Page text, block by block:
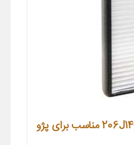
فیلتر کابین فیلتر دم مدل ساده کد 206J1401 مناسب برای پژو